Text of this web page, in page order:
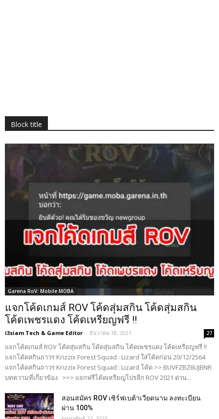
Block title
Garena RoV: Mobile MOBA
แจกโค้ดเกมส์ ROV โค้ดสุ่มสกิน โค้ดสุ่มสกิน
โค้ดเพชรแดง โค้ดเหรียญฟรี !!
i3siam Tech & Game Editor - ธันวาคม 18, 2021 27
แจกโค้ดเกมส์ ROV โค้ดสุ่มสกิน โค้ดสุ่มสกิน โค้ดเพชรแดง โค้ดเหรียญฟรี !!
แจกโค้ดสกินถาวร Krizzix Forest Squad : Lizard ใส่โค้ดก่อน 20/12/2564
แจกโค้ดสกินถาวร Krizzix Forest Squad : Lizard โค้ด >> BUVFZBZ6UJBNR
บทความที่เกี่ยวข้อง >>> แจกฟรีโค้ดเหรียญโปรลีก ROV 2021 ด่วน...
สอนสมัคร ROV เซิร์ฟเบต้าเวียดนาม ลงทะเบียน
ผ่าน 100%